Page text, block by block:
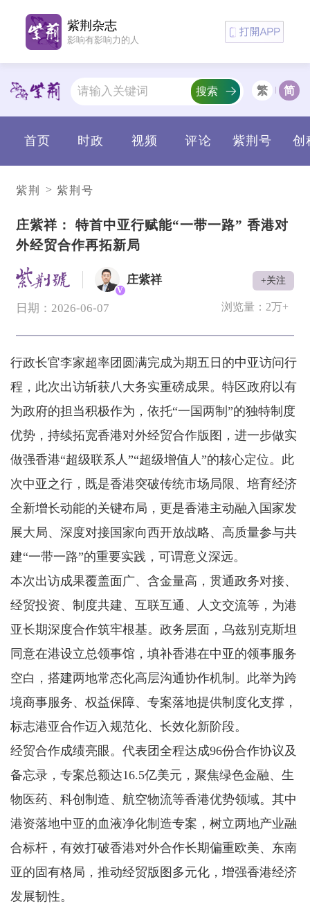
繁 简
首页 时政 视频 评论 紫荆号 创
搜索
紫荆 > 紫荆号
庄紫祥： 特首中亚行赋能“一带一路” 香港对
外经贸合作再拓新局
庄紫祥
V
+关注
日期：2026-06-07 浏览量： 2万+
行政长官李家超率团圆满完成为期五日的中亚访问行
程，此次出访斩获八大务实重磅成果。特区政府以有
为政府的担当积极作为，依托“一国两制”的独特制度
优势，持续拓宽香港对外经贸合作版图，进一步做实
做强香港“超级联系人”“超级增值人”的核心定位。此
次中亚之行，既是香港突破传统市场局限、培育经济
全新增长动能的关键布局，更是香港主动融入国家发
展大局、深度对接国家向西开放战略、高质量参与共
建“一带一路”的重要实践，可谓意义深远。
本次出访成果覆盖面广、含金量高，贯通政务对接、
经贸投资、制度共建、互联互通、人文交流等，为港
亚长期深度合作筑牢根基。政务层面，乌兹别克斯坦
同意在港设立总领事馆，填补香港在中亚的领事服务
空白，搭建两地常态化高层沟通协作机制。此举为跨
境商事服务、权益保障、专案落地提供制度化支撑，
标志港亚合作迈入规范化、长效化新阶段。
经贸合作成绩亮眼。代表团全程达成96份合作协议及
备忘录，专案总额达16.5亿美元，聚焦绿色金融、生
物医药、科创制造、航空物流等香港优势领域。其中
港资落地中亚的血液净化制造专案，树立两地产业融
合标杆，有效打破香港对外合作长期偏重欧美、东南
亚的固有格局，推动经贸版图多元化，增强香港经济
发展韧性。
紫荆杂志
影响有影响力的人